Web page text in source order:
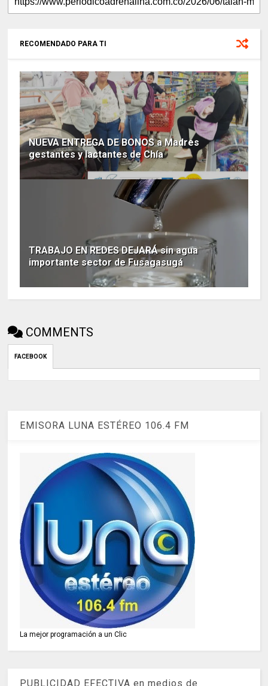
RECOMENDADO PARA TI
NUEVA ENTREGA DE BONOS a Madres
gestantes y lactantes de Chía
TRABAJO EN REDES DEJARÁ sin agua
importante sector de Fusagasugá
COMMENTS
FACEBOOK
EMISORA LUNA ESTÉREO 106.4 FM
La mejor programación a un Clic
PUBLICIDAD EFECTIVA en medios de